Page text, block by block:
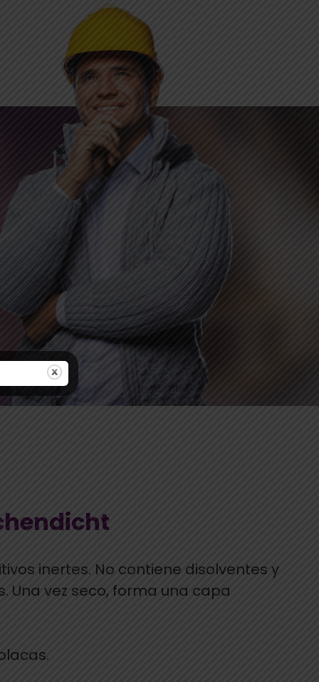
inertes. No contiene disolventes y
Una vez seco, forma una capa